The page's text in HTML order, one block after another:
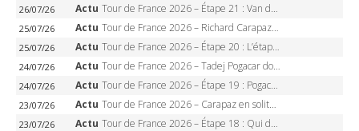
26/07/26 Actu Tour de France 2026 – Étape 21 : Van der Poel, Pogacar, qui succédera à Wout van Aert sur les Champs-Elysées ?
25/07/26 Actu Tour de France 2026 – Richard Carapaz roi des Alpes, doublé et maillot à pois, Seixas perd le podium
25/07/26 Actu Tour de France 2026 – Étape 20 : L’étape reine, Galibier, Sarenne, Alpe d’Huez, qui succédera à Pogacar ?
24/07/26 Actu Tour de France 2026 – Tadej Pogacar dompte l’Alpe d’Huez, 5e victoire, record de Pantani pulvérisé
24/07/26 Actu Tour de France 2026 – Étape 19 : Pogacar peut-il enfin dompter l’Alpe d’Huez ?
23/07/26 Actu Tour de France 2026 – Carapaz en solitaire à Orcières-Merlette, Paret-Peintre à un point du maillot à pois
23/07/26 Actu Tour de France 2026 – Étape 18 : Qui domptera Orcières-Merlette, première marche vers l’Alpe d’Huez ?